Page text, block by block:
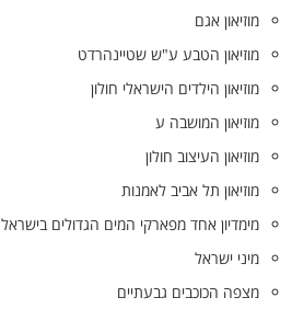
מוזיאון אגם
מוזיאון הטבע ע"ש שטיינהרדט
מוזיאון הילדים הישראלי חולון
מוזיאון המושבה ע
מוזיאון העיצוב חולון
מוזיאון תל אביב לאמנות
מימדיון אחד מפארקי המים הגדולים בישראל
מיני ישראל
מצפה הכוכבים גבעתיים